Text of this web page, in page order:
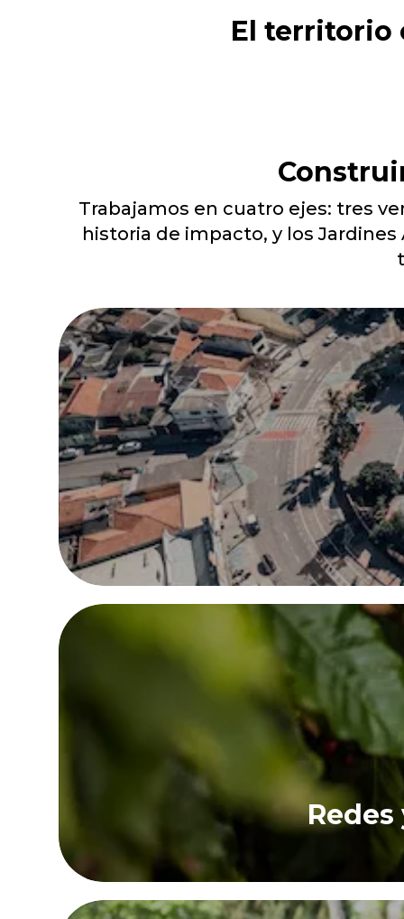
El territorio
Trabajamos en cuatro ejes: tres
historia de impacto, y los